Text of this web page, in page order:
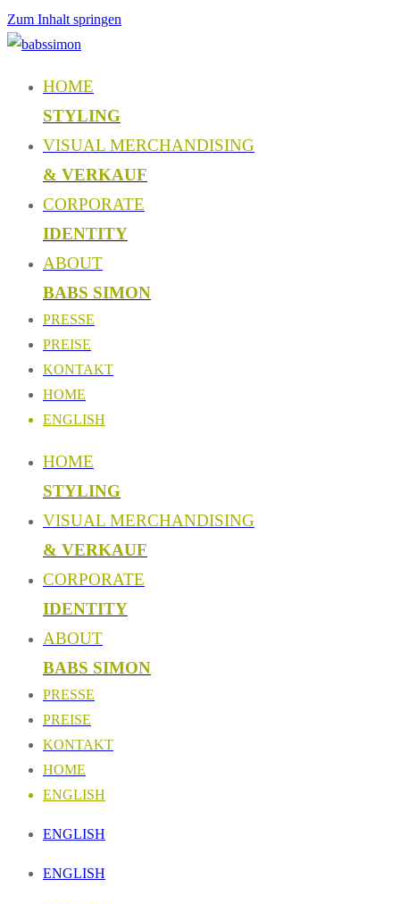
Zum Inhalt springen
HOME
STYLING
VISUAL MERCHANDISING
& VERKAUF
CORPORATE
IDENTITY
ABOUT
BABS SIMON
PRESSE
PREISE
KONTAKT
HOME
ENGLISH
HOME
STYLING
VISUAL MERCHANDISING
& VERKAUF
CORPORATE
IDENTITY
ABOUT
BABS SIMON
PRESSE
PREISE
KONTAKT
HOME
ENGLISH
ENGLISH
ENGLISH